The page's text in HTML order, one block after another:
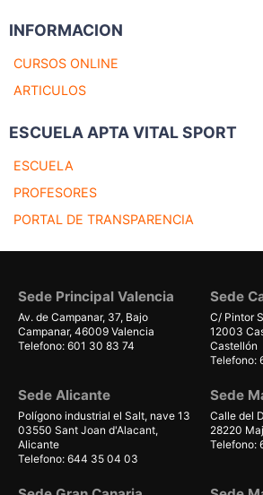
INFORMACION
CURSOS ONLINE
ARTICULOS
ESCUELA APTA VITAL SPORT
ESCUELA
PROFESORES
PORTAL DE TRANSPARENCIA
Sede Principal Valencia
Av. de Campanar, 37, Bajo
Campanar, 46009 Valencia
Telefono: 601 30 83 74
Sede
C/ Pintor
12003
Castellón
Telefono:
Sede Alicante
Polígono industrial el Salt, nave 13
03550 Sant Joan d'Alacant,
Alicante
Telefono: 644 35 04 03
Sede
Calle del
28220
Telefono: